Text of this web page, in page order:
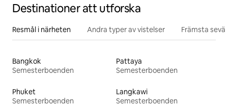
Destinationer att utforska
Resmål i närheten Andra typer av vistelser Främsta
Bangkok
Semesterboenden
Pattaya
Semesterboenden
Phuket
Semesterboenden
Langkawi
Semesterboenden